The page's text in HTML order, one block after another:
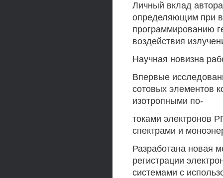
Личный вклад
определяющим при
программированию
воздействия
Научная новизна
Впервые
сотовых элементов
изотропными по-
токами электронов
спектрами и
Разработана новая
регистрации
системами с